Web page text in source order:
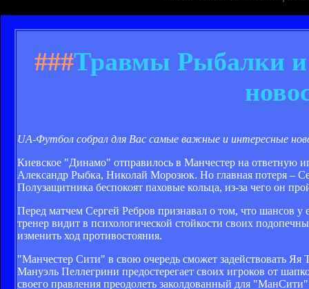
###Травмы Рыбалки и
UA-Футбол собрал для Вас самые важные и интересные
Киевское "Динамо" отправилось в Манчестер на ответную
Александр Рыбка, Николай Морозюк. Но главная потеря –
Полузащитника беспокоят паховые кольца, из-за чего он
Перед матчем Сергей Ребров признавал о том, что шансов
тренер видит в психологической стойкости своих
изменить ход противостояния.
"Манчестер Сити" в свою очередь сможет задействовать
Мануэль Пеллегрини предостерегает своих игроков от
своего правления преодолеть заколдованный для